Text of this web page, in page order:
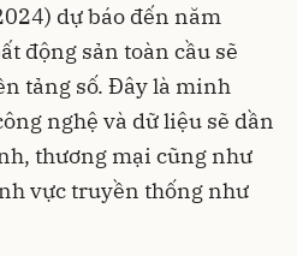
dự báo đến năm
động sản toàn cầu sẽ
tảng số. Đây là minh
nghệ và dữ liệu sẽ dần
thương mại cũng như
vực truyền thống như